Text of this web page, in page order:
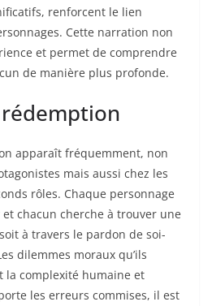
renforcent le lien
Cette narration non
et permet de comprendre
de manière plus profonde.
apparaît fréquemment, non
mais aussi chez les
rôles. Chaque personnage
chacun cherche à trouver une
à travers le pardon de soi-
dilemmes moraux qu’ils
la complexité humaine et
les erreurs commises, il est